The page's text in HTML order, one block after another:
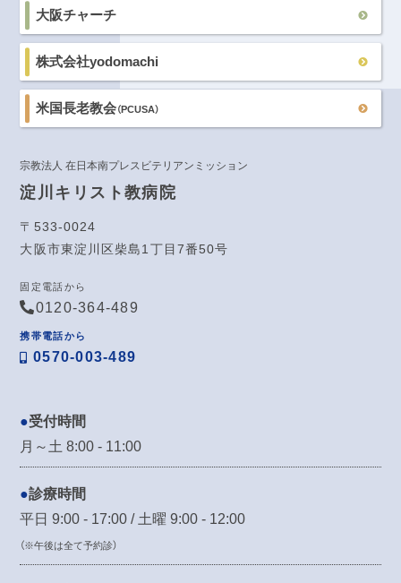
大阪チャーチ
株式会社yodomachi
米国長老教会（PCUSA）
宗教法人 在日本南プレスビテリアンミッション
淀川キリスト教病院
〒533-0024
大阪市東淀川区柴島1丁目7番50号
固定電話から
0120-364-489
携帯電話から
0570-003-489
受付時間
月～土 8:00 - 11:00
診療時間
平日 9:00 - 17:00 / 土曜 9:00 - 12:00
（※午後は全て予約診）